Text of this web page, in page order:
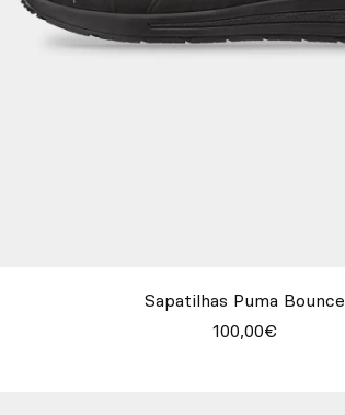
Sapatilhas Puma Bounce
100,00€